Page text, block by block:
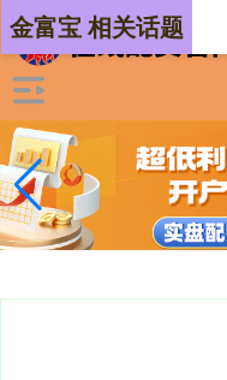
金富宝 相关话题